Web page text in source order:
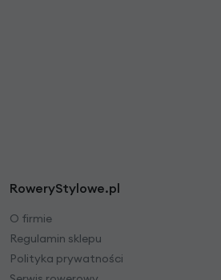
RoweryStylowe.pl
O firmie
Regulamin sklepu
Polityka prywatności